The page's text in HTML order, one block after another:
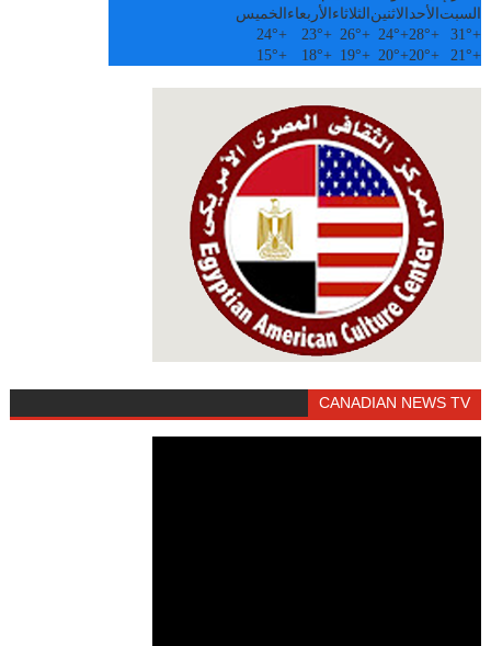
السبت الأحدالاثنين الثلاثاء الأربعاء الخميس
+
31°
+
28°
+
24°
+
26°
+
23°
+
24°
+
21°
+
20°
+
20°
+
19°
+
18°
+
15°
CANADIAN NEWS TV